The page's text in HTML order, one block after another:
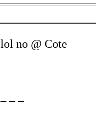
lol no @ Cote